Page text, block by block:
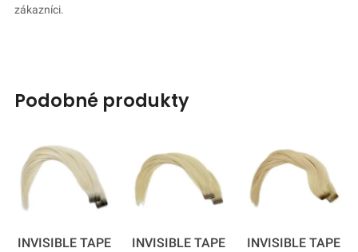
zákazníci.
podobné produkty
INVISIBLE TAPE
INVISIBLE TAPE
INVISIBLE TAPE